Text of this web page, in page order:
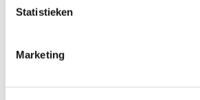
Statistieken
Marketing
webshop mag verkopen.
⁠Verantwoorde zorg, ⁠ook online.